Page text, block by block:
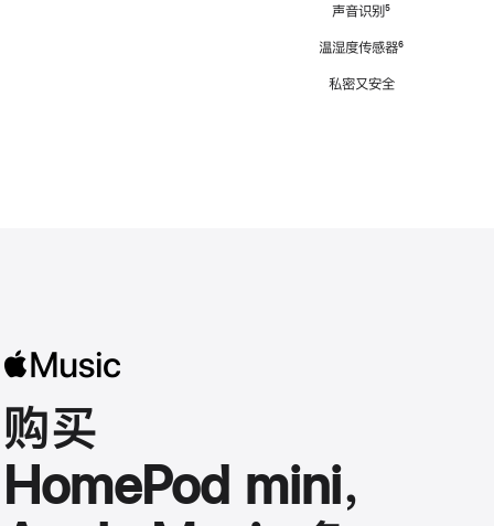
声音识别脚
⁵
温湿度传感器脚
⁶
私密又安全
购买
HomePod mini，